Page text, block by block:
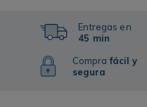
Entregas en
45 min
Comprafácil y
segura